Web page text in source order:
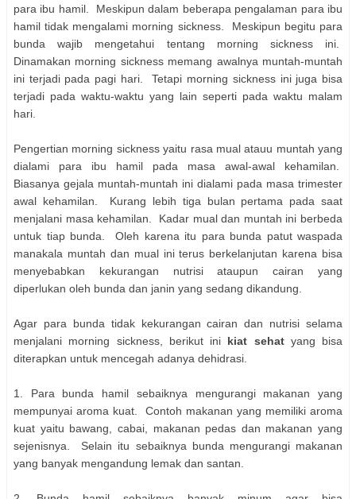
para ibu hamil. Meskipun dalam beberapa pengalaman para ibu
hamil tidak mengalami morning sickness. Meskipun begitu para
bunda wajib mengetahui tentang morning sickness ini.
Dinamakan morning sickness memang awalnya muntah-muntah
ini terjadi pada pagi hari. Tetapi morning sickness ini juga bisa
terjadi pada waktu-waktu yang lain seperti pada waktu malam
hari.
Pengertian morning sickness yaitu rasa mual atauu muntah yang
dialami para ibu hamil pada masa awal-awal kehamilan.
Biasanya gejala muntah-muntah ini dialami pada masa trimester
awal kehamilan. Kurang lebih tiga bulan pertama pada saat
menjalani masa kehamilan. Kadar mual dan muntah ini berbeda
untuk tiap bunda. Oleh karena itu para bunda patut waspada
manakala muntah dan mual ini terus berkelanjutan karena bisa
menyebabkan kekurangan nutrisi ataupun cairan yang
diperlukan oleh bunda dan janin yang sedang dikandung.
Agar para bunda tidak kekurangan cairan dan nutrisi selama
menjalani morning sickness, berikut ini kiat sehatyang bisa
diterapkan untuk mencegah adanya dehidrasi.
1. Para bunda hamil sebaiknya mengurangi makanan yang
mempunyai aroma kuat. Contoh makanan yang memiliki aroma
kuat yaitu bawang, cabai, makanan pedas dan makanan yang
sejenisnya. Selain itu sebaiknya bunda mengurangi makanan
yang banyak mengandung lemak dan santan.